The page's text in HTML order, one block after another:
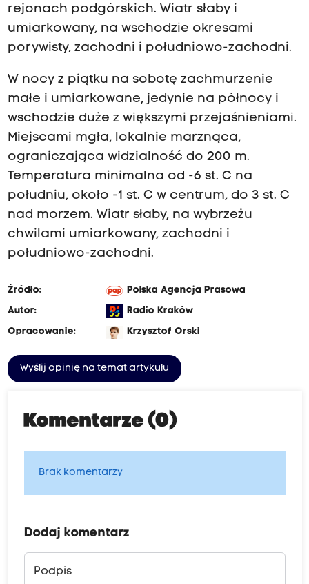
rejonach podgórskich. Wiatr słaby i
umiarkowany, na wschodzie okresami
porywisty, zachodni i południowo-zachodni.
W nocy z piątku na sobotę zachmurzenie
małe i umiarkowane, jedynie na północy i
wschodzie duże z większymi przejaśnieniami.
Miejscami mgła, lokalnie marznąca,
ograniczająca widzialność do 200 m.
Temperatura minimalna od -6 st. C na
południu, około -1 st. C w centrum, do 3 st. C
nad morzem. Wiatr słaby, na wybrzeżu
chwilami umiarkowany, zachodni i
południowo-zachodni.
Źródło:
Polska Agencja Prasowa
Autor:
Radio Kraków
Opracowanie:
Krzysztof Orski
Wyślij opinię na temat artykułu
Komentarze (0)
Brak komentarzy
Dodaj komentarz
Podpis